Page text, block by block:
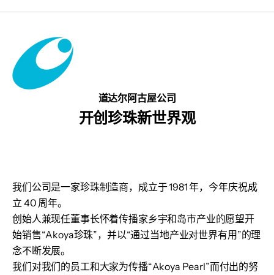
道达尔阿古屋公司
开创珍珠新世界观
我们公司是一家珍珠制造商，成立于 1981 年，今年庆祝成
立 40 周年。
创始人兼现任董事长怀着传播家乡宇和岛市产业的愿望开
始销售“Akoya珍珠”，并以“通过当地产业对世界有用”的理
念不断发展。
我们对我们的员工和大家为传播“Akoya Pearl”而付出的努